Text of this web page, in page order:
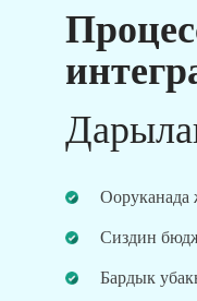
Ооруканада
Сиздин
Бардык
Биздин
Пост
көрүү
Ар дайым
дарылоо